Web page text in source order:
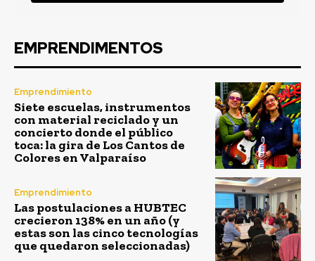
EMPRENDIMENTOS
Emprendimiento
Siete escuelas, instrumentos
con material reciclado y un
concierto donde el público
toca: la gira de Los Cantos de
Colores en Valparaíso
Emprendimiento
Las postulaciones a HUBTEC
crecieron 138% en un año (y
estas son las cinco tecnologías
que quedaron seleccionadas)